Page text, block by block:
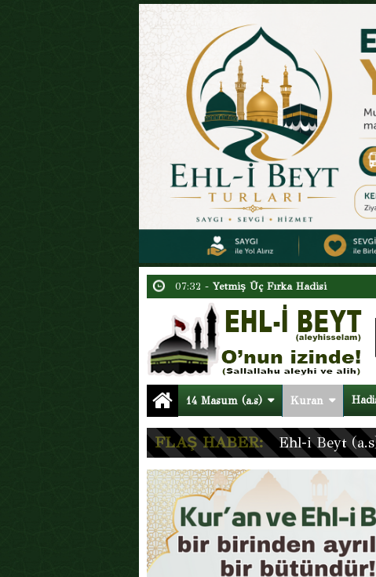
15:54 -Hazreti Ali’nin (a.s.) Tevhid
02:09 -Ben Geldim Rabbim (Şiir)
23:30 - Ehl-i Beyt (a.s) Sevgisi ve ameli
11:13 -15 Şaban’ın Gece ve Gündüz
04:48 -Ebu Hureyre Gerçeği
Aşura Gerçeği : Uydurulan
07:32 -Yetmiş Üç Fırka Hadisi
07:00 -Tarihte Şia’nın Kazanımları
06:12 -Yezid’in Tövbesi
05:55 - Hz. Hüseyin’in (a.s) Mateminin
15:54 -Hazreti Ali’nin (a.s.) Tevhid
14 Masum (a.s) Kuran
FLAŞ HABER: Ehl-i Beyt